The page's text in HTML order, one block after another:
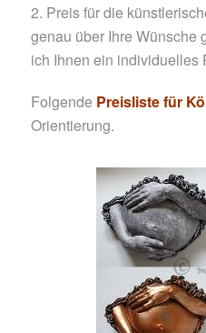
2. Preis für die
genau über Ihre Wünsche
ich Ihnen ein individuelles
Folgende Preisliste für
Orientierung.